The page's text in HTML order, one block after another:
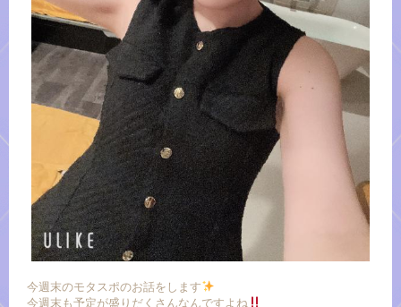
今週末のモタスポのお話をします
今週末も予定が盛りだくさんなんですよね